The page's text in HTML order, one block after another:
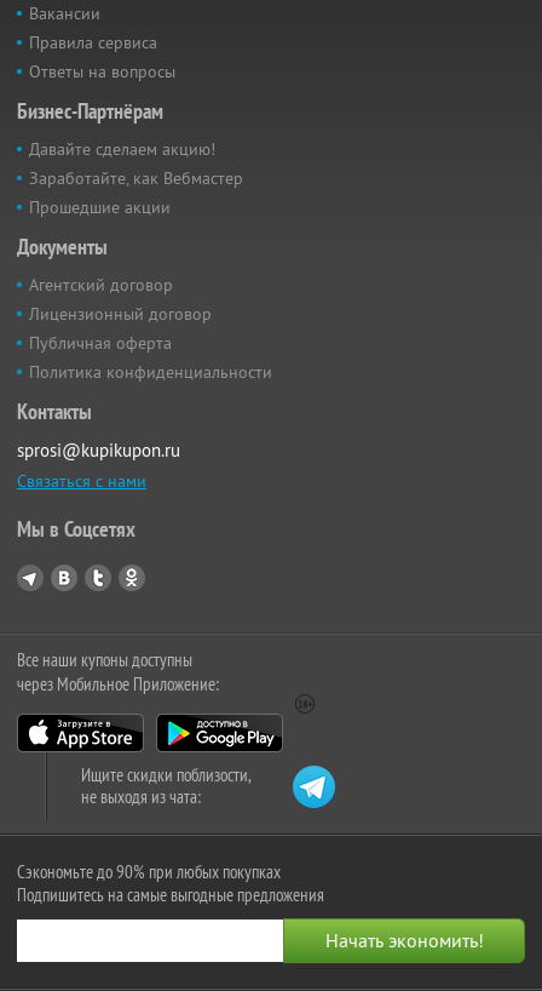
Вакансии
Правила сервиса
Ответы на вопросы
Бизнес-Партнёрам
Давайте сделаем акцию!
Заработайте, как Вебмастер
Прошедшие акции
Документы
Агентский договор
Лицензионный договор
Публичная оферта
Политика конфиденциальности
Контакты
sprosi@kupikupon.ru
Связаться с нами
Мы в Соцсетях
Все наши купоны доступны
через Мобильное Приложение:
Ищите скидки поблизости,
не выходя из чата:
Сэкономьте до 90% при любых покупках
Подпишитесь на самые выгодные предложения